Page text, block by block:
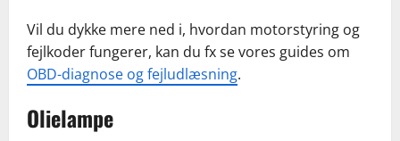
Vil du dykke mere ned i, hvordan motorstyring og
fejlkoder fungerer, kan du fx se vores guides om
OBD-diagnose og fejludlæsning.
Olielampe